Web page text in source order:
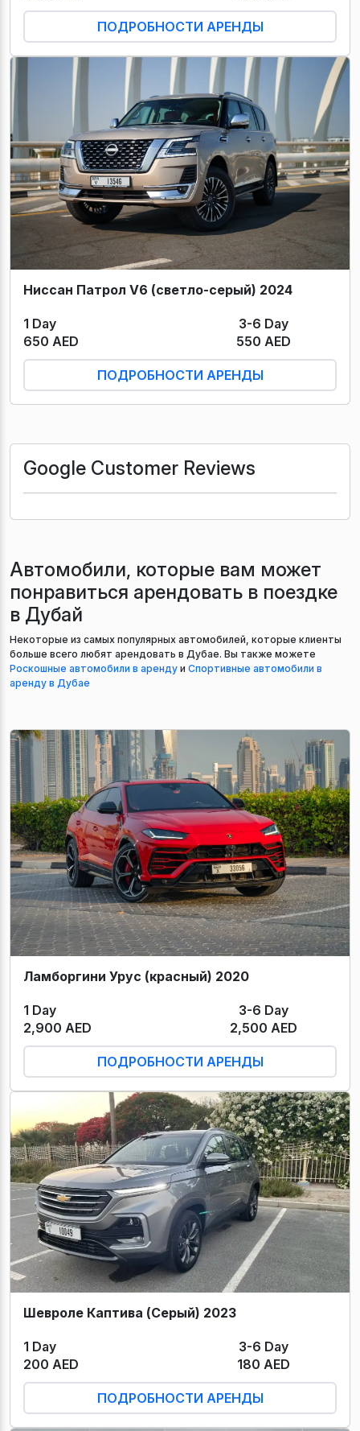
ПОДРОБНОСТИ АРЕНДЫ
Ниссан Патрол V6 (светло-серый) 2024
1 Day
3-6 Day
650 AED
550 AED
ПОДРОБНОСТИ АРЕНДЫ
Google Customer Reviews
Автомобили, которые вам может
понравиться арендовать в поездке
в Дубай
Некоторые из самых популярных автомобилей, которые клиенты
больше всего любят арендовать в Дубае. Вы также можете
Роскошные автомобили в аренду и Спортивные автомобили в
аренду в Дубае
Ламборгини Урус (красный) 2020
1 Day
3-6 Day
2,900 AED
2,500 AED
ПОДРОБНОСТИ АРЕНДЫ
Шевроле Каптива (Серый) 2023
1 Day
3-6 Day
200 AED
180 AED
ПОДРОБНОСТИ АРЕНДЫ